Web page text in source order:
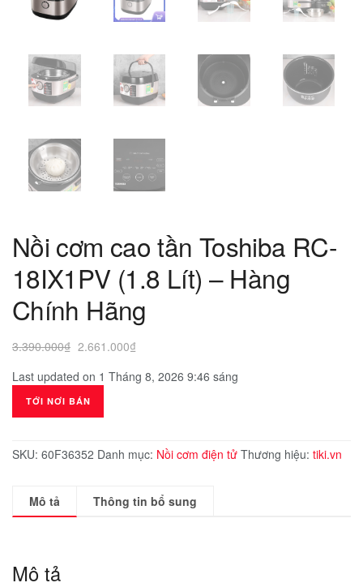
Nồi cơm cao tần Toshiba RC-
18IX1PV (1.8 Lít) – Hàng
Chính Hãng
3.390.000₫ Giá
là:
3.390.000₫.
2.661.000₫
tại
Last updated on 1 Tháng 8, 2026 9:46 sáng
TỚI NƠI BÁN
SKU: 60F36352 Danh mục: Nồi cơm điện tử Thương hiệu: tiki.vn
Mô tả Thông tin bổ sung
Mô tả